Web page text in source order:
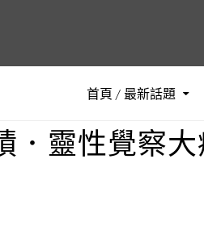
首頁 / 最新話題
．靈性覺察